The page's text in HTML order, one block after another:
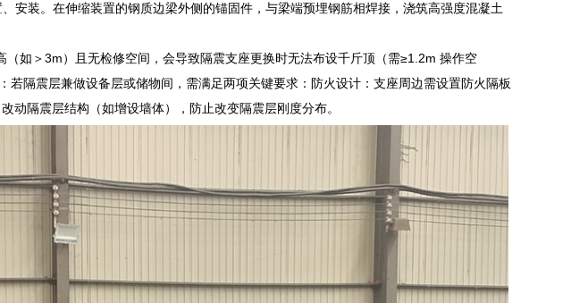
安装。在伸缩装置的钢质边梁外侧的锚固件，与梁端预埋钢筋相焊接，浇筑高强度混凝土
如＞3m）且无检修空间，会导致隔震支座更换时无法布设千斤顶（需≥1.2m 操作空
隔震层兼做设备层或储物间，需满足两项关键要求：防火设计：支座周边需设置防火隔板
动隔震层结构（如增设墙体），防止改变隔震层刚度分布。